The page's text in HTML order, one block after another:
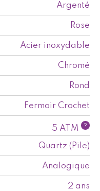
Argenté
Rose
Acier inoxydable
Chromé
Rond
Fermoir Crochet
5 ATM ?
Quartz (Pile)
Analogique
2 ans